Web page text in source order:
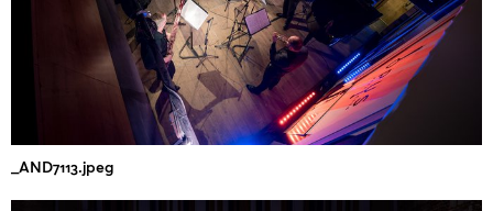
_AND7113.jpeg